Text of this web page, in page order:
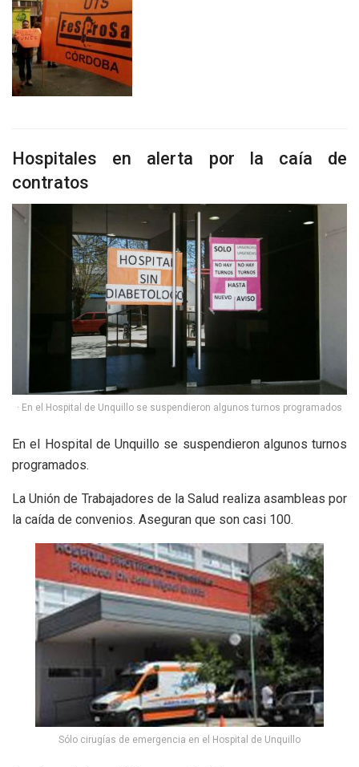
Hospitales en alerta por la caía de
contratos
· En el Hospital de Unquillo se suspendieron algunos turnos programados
En el Hospital de Unquillo se suspendieron algunos turnos
programados.
La Unión de Trabajadores de la Salud realiza asambleas por
la caída de convenios. Aseguran que son casi 100.
Sólo cirugías de emergencia en el Hospital de Unquillo